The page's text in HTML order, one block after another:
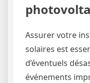
Assurer votre
solaires est
d’éventuels
événements